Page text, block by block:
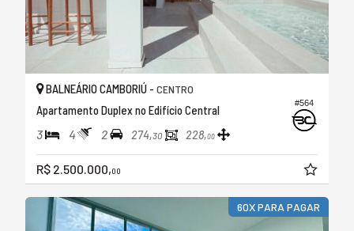
#564
BALNEÁRIO CAMBORIÚ - CENTRO
Apartamento Duplex no Edifício Central
3 4 2 274,30 228,00
R$ 2.500.000,00
60X PARA PAGAR